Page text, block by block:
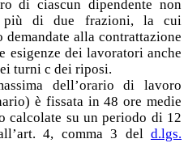
di ciascun dipendente non
più di due frazioni, la cui
demandate alla contrattazione
esigenze dei lavoratori anche
turni c dei riposi.
dell’orario di lavoro
è fissata in 48 ore medie
calcolate su un periodo di 12
4, comma 3 del d.lgs.